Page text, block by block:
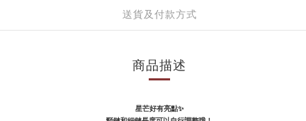
送貨及付款方式
商品描述
星芒好有亮點✨